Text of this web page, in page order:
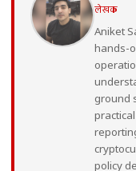
लेखक
Aniket
hands-
ground
policy